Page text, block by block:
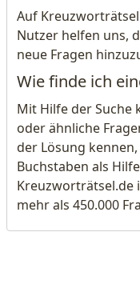
Auf
Nutzer helfen uns,
neue Fragen
Wie finde ich
Mit Hilfe der Suche
oder ähnliche
der Lösung
Buchstaben als
Kreuzworträtsel.de
mehr als 450.000